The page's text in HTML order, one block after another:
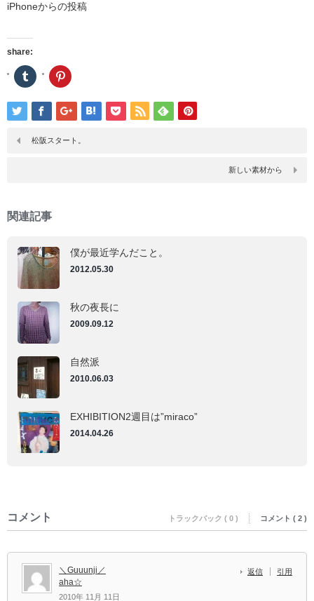
iPhoneからの投稿
share:
ク
リ
ク
し
て
で
共
ン
ド
開
き
ま
す)
ク
リ
ク
し
て
で
共
開
き
ま
す)
松阪スタート。
新しい素材から
関連記事
僕が最近学んだこと。
2012.05.30
秋の夜長に
2009.09.12
自然派
2010.06.03
EXHIBITION2週目は”miraco”
2014.04.26
コメント トラックバック ( 0 ) コメント ( 2 )
＼Guuunji／
aha☆
2010年 11月 11日
返信 引用